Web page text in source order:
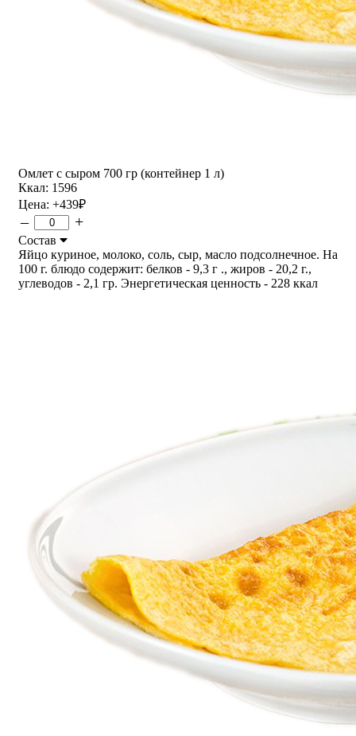
Омлет с сыром 700 гр (контейнер 1 л)
Ккал: 1596
Цена: +439₽
– +
Состав
Яйцо куриное, молоко, соль, сыр, масло подсолнечное. На
100 г. блюдо содержит: белков - 9,3 г ., жиров - 20,2 г.,
углеводов - 2,1 гр. Энергетическая ценность - 228 ккал